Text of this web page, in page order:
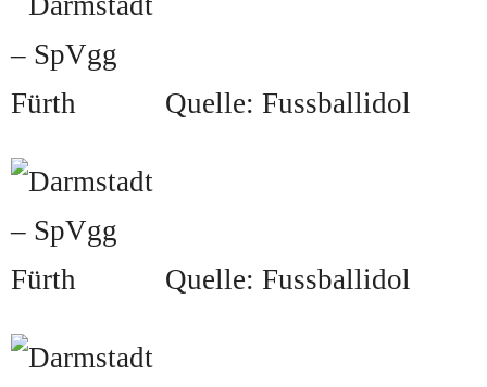
Quelle: Fussballidol
Quelle: Fussballidol